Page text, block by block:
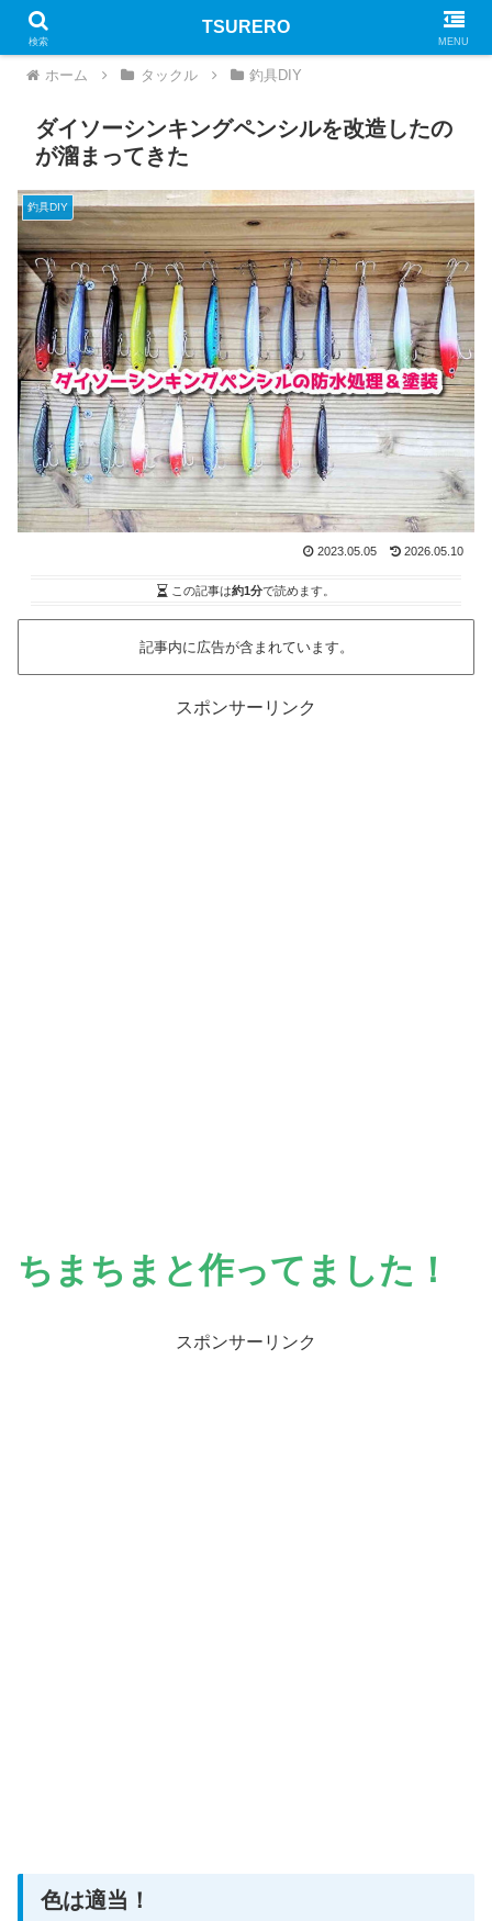
PR
ホーム タックル 釣具DIY
ダイソーシンキングペンシルを改造したの
が溜まってきた
釣具DIY
2023.05.05 2026.05.10
この記事は約1分で読めます。
記事内に広告が含まれています。
スポンサーリンク
ちまちまと作ってました！
スポンサーリンク
色は適当！
検索
TSURERO
MENU